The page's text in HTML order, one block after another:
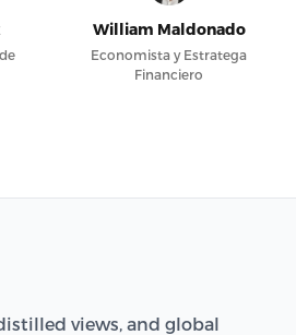
William Maldonado
Economista y Estratega
Financiero
views, and global